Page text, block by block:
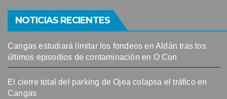
NOTICIAS RECIENTES
Cangas estudiará limitar los fondeos en Aldán tras los
últimos episodios de contaminación en O Con
El cierre total del parking de Ojea colapsa el tráfico en
Cangas